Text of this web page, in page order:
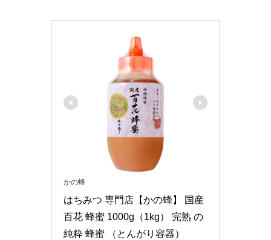
かの蜂
はちみつ 専門店【かの蜂】 国産
百花 蜂蜜 1000g（1kg） 完熟 の
純粋 蜂蜜 （とんがり容器）